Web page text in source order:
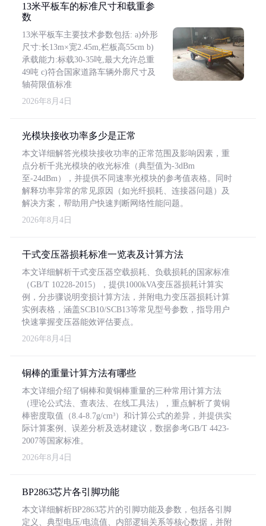
13米平板车的标准尺寸和载重参
数
13米平板车主要技术参数包括: a)外形
尺寸:长13m×宽2.45m,栏板高55cm b)
承载能力:标载30-35吨,最大允许总重
49吨 c)符合国家道路车辆外廓尺寸及
轴荷限值标准
2026年8月4日
光模块接收功率多少是正常
本文详细解答光模块接收功率的正常范围及影响因素，重
点分析千兆光模块的收光标准（典型值为-3dBm
至-24dBm），并提供不同速率光模块的参考值表格。同时
解释功率异常的常见原因（如光纤损耗、连接器问题）及
解决方案，帮助用户快速判断网络性能问题。
2026年8月4日
干式变压器损耗标准一览表及计算方法
本文详细解析干式变压器空载损耗、负载损耗的国家标准
（GB/T 10228-2015），提供1000kVA变压器损耗计算实
例，分步骤说明变损计算方法，并附电力变压器损耗计算
实例表格，涵盖SCB10/SCB13等常见型号参数，指导用户
快速掌握变压器能效评估要点。
2026年8月4日
铜棒的重量计算方法有哪些
本文详细介绍了铜棒和黄铜棒重量的三种常用计算方法
（理论公式法、查表法、在线工具法），重点解析了黄铜
棒密度取值（8.4-8.7g/cm³）和计算公式的差异，并提供实
际计算案例、误差分析及选材建议，数据参考GB/T 4423-
2007等国家标准。
2026年8月4日
BP2863芯片各引脚功能
本文详细解析BP2863芯片的引脚功能及参数，包括各引脚
定义、典型电压/电流值、内部逻辑关系等核心数据，并附